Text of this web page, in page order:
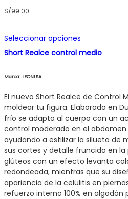
S/99.00
Seleccionar opciones
tiene
opciones
se
pueden
elegir
en
la
página
de
producto
Short Realce control medio
Marca: LEONISA
El nuevo Short Realce de Control
moldear tu figura. Elaborado en
frío se adapta al cuerpo con un
control moderado en el
ayudando a estilizar la silueta de
sus cortes y detalle fruncido en
glúteos con un efecto levanta
redondeada, mientras que su
apariencia de la celulitis en
refuerzo interno 100% en